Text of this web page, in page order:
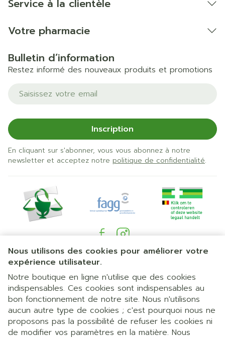
Nous utilisons des cookies pour améliorer votre
expérience utilisateur.
Notre boutique en ligne n'utilise que des cookies
indispensables. Ces cookies sont indispensables au
bon fonctionnement de notre site. Nous n'utilisons
aucun autre type de cookies ; c'est pourquoi nous ne
proposons pas la possibilité de refuser les cookies ni
de modifier vos paramètres en la matière. Nous
Service à la clientèle
Votre pharmacie
Bulletin d’information
Restez informé des nouveaux produits et promotions
Adresse mail
Inscription
En cliquant sur s'abonner, vous vous abonnez à notre
newsletter et acceptez notre politique de confidentialité.
Liens légaux